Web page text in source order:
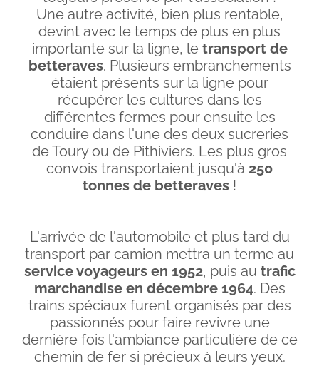
Une autre activité, bien plus rentable,
devint avec le temps de plus en plus
importante sur la ligne, le transport de
betteraves. Plusieurs embranchements
étaient présents sur la ligne pour
récupérer les cultures dans les
différentes fermes pour ensuite les
conduire dans l'une des deux sucreries
de Toury ou de Pithiviers. Les plus gros
convois transportaient jusqu'à 250
tonnes de betteraves !
L'arrivée de l'automobile et plus tard du
transport par camion mettra un terme au
service voyageurs en 1952, puis au trafic
marchandise en décembre 1964. Des
trains spéciaux furent organisés par des
passionnés pour faire revivre une
dernière fois l'ambiance particulière de ce
chemin de fer si précieux à leurs yeux.